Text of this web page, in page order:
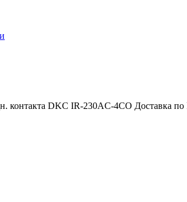
контакта DKC IR-230AC-4CO Доставка